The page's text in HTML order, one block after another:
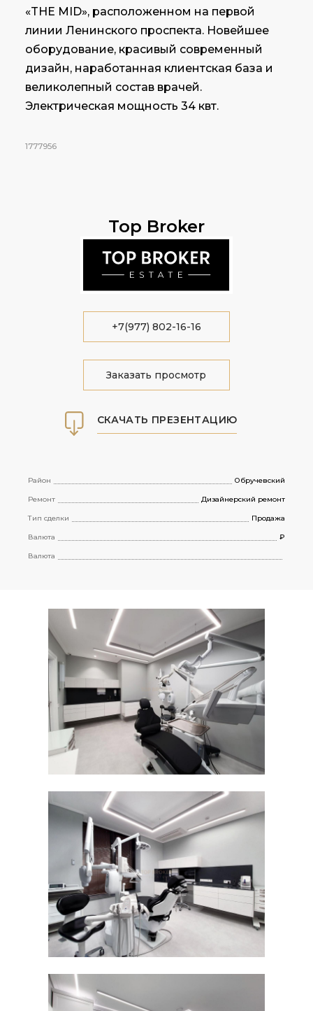
«THE MID», расположенном на первой
линии Ленинского проспекта. Новейшее
оборудование, красивый современный
дизайн, наработанная клиентская база и
великолепный состав врачей.
Электрическая мощность 34 квт.
1777956
Top Broker
+7(977) 802-16-16
Заказать просмотр
СКАЧАТЬ ПРЕЗЕНТАЦИЮ
Район Обручевский
Ремонт Дизайнерский ремонт
Тип сделки Продажа
Валюта ₽
Валюта